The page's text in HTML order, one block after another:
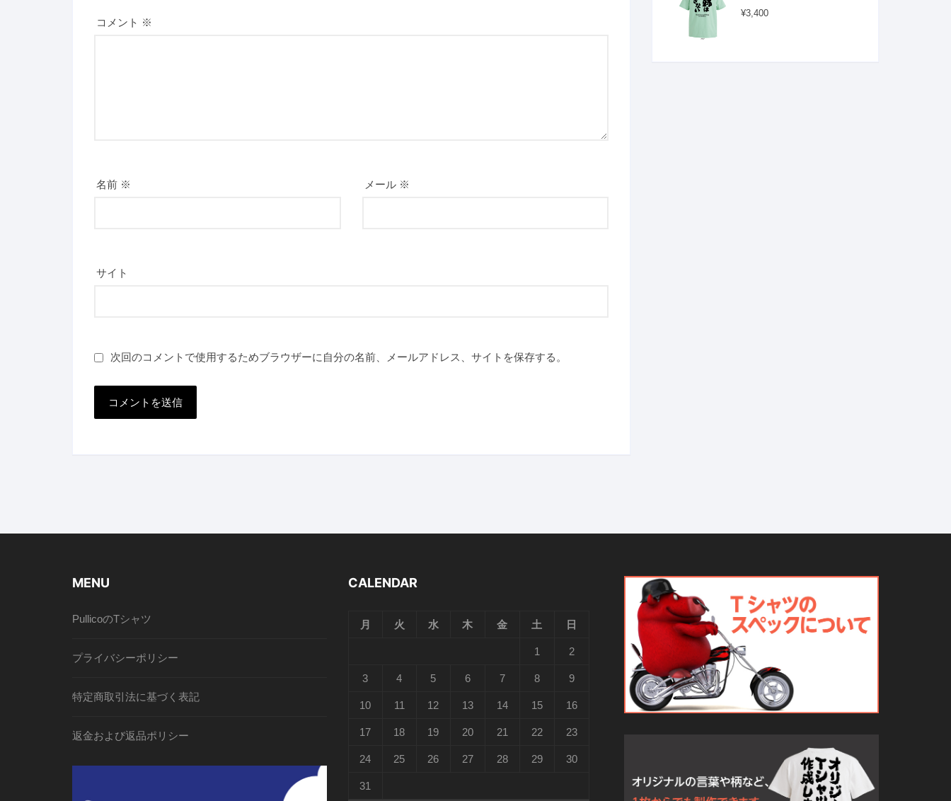
コメント ※
名前 ※ メール ※
サイト
次回のコメントで使用するためブラウザーに自分の名前、メールアドレス、サイトを保存する。
¥3,400
MENU
PullicoのTシャツ
プライバシーポリシー
特定商取引法に基づく表記
返金および返品ポリシー
CALENDAR
月 火 水 木 金 土 日
1 2
3 4 5 6 7 8 9
10 11 12 13 14 15 16
17 18 19 20 21 22 23
24 25 26 27 28 29 30
31